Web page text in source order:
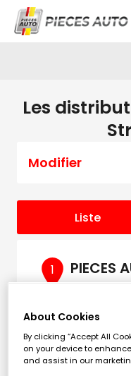
Les
Modifier
Liste
1 PIECES
67100
About Cookies
By clicking “Accept All
on your device to
and assist in our